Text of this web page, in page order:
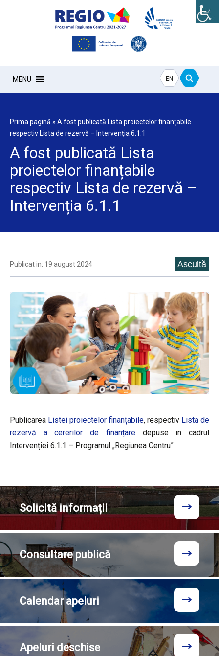
MENU EN
Prima pagină » A fost publicată Lista proiectelor finanțabile
respectiv Lista de rezervă – Intervenția 6.1.1
A fost publicată Lista
proiectelor finanțabile
respectiv Lista de rezervă –
Intervenția 6.1.1
Publicat in: 19 august 2024
Publicarea Listei proiectelor finanțabile, respectiv Lista de
rezervă a cererilor de finanțaredepuse în cadrul
Intervenției 6.1.1 – Programul „Regiunea Centru”
Solicităinformații
Consultarepublică
Calendarapeluri
Apeluri deschise